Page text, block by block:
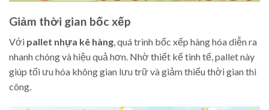
Giảm thời gian bốc xếp
Với pallet nhựa kê hàng, quá trình bốc xếp hàng hóa diễn ra
nhanh chóng và hiệu quả hơn. Nhờ thiết kế tinh tế, pallet này
giúp tối ưu hóa không gian lưu trữ và giảm thiểu thời gian thi
công.